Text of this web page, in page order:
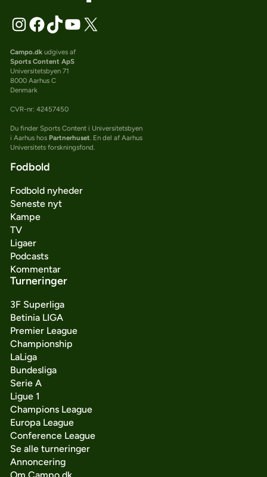
Campo.dkudgives af
Sports Content ApS
Universitetsbyen 71
8000 Aarhus C
Denmark
CVR-nr: 42457450
Du finder Sports Content i Universitetsbyen
i Aarhus hos Partnerhuset. En del af Aarhus
Universitets forskningsfond.
Fodbold
Fodbold nyheder
Seneste nyt
Kampe
TV
Ligaer
Podcasts
Kommentar
Turneringer
3F Superliga
Betinia LIGA
Premier League
Championship
LaLiga
Bundesliga
Serie A
Ligue 1
Champions League
Europa League
Conference League
Se alle turneringer
Annoncering